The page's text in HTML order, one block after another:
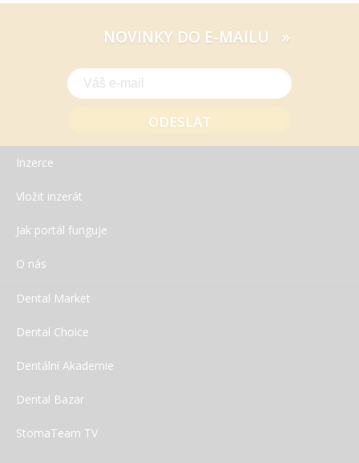
NOVINKY DO E-MAILU »
Inzerce
Vložit inzerát
Jak portál funguje
O nás
Dental Market
Dental Choice
Dentální Akademie
Dental Bazar
StomaTeam TV